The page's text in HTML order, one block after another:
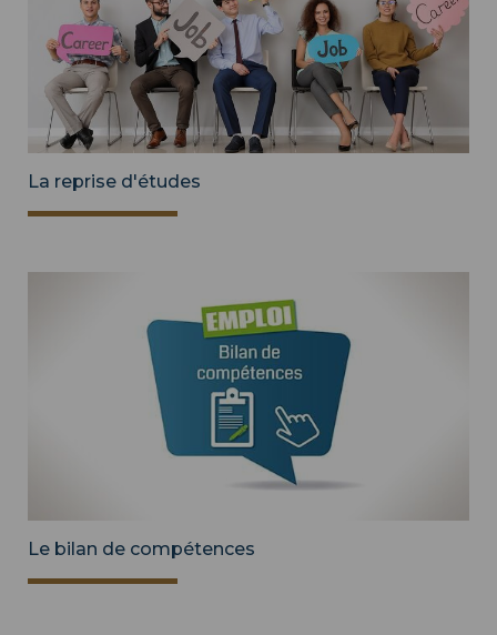
La reprise d'études
Le bilan de compétences